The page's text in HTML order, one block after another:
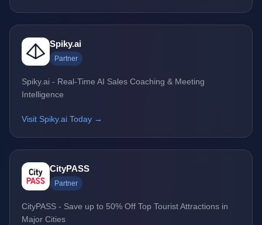
Spiky.ai
Partner
Spiky.ai - Real-Time AI Sales Coaching & Meeting
Intelligence
Visit Spiky.ai Today →
CityPASS
Partner
CityPASS - Save up to 50% Off Top Tourist Attractions in
Major Cities